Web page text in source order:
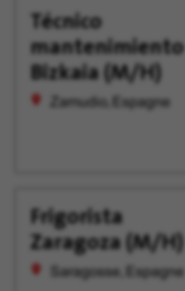
Técnico
mantenimiento
Bizkaia (M/H)
Zamudio, Espagne
Frigorista
Zaragoza (M/H)
Saragosse, Espagne